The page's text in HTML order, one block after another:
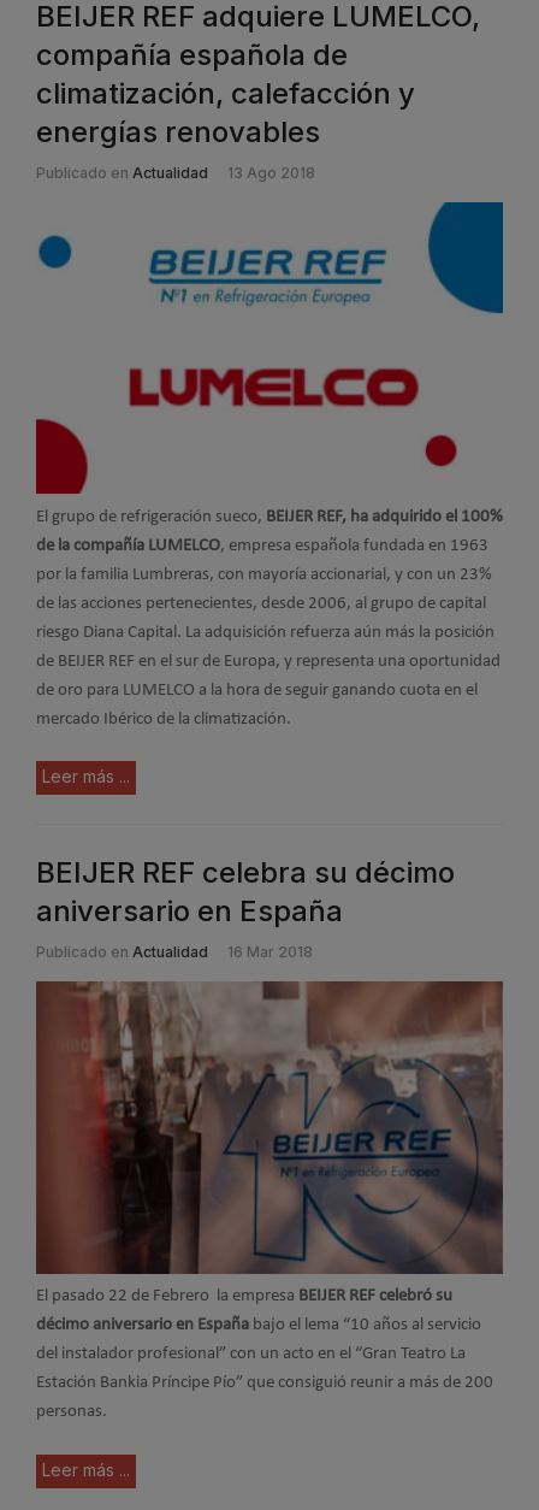
BEIJER REF adquiere LUMELCO,
compañía española de
climatización, calefacción y
energías renovables
Publicado en Actualidad 13 Ago 2018
El grupo de refrigeración sueco, BEIJER REF, ha adquirido el 100%
de la compañía LUMELCO, empresa española fundada en 1963
por la familia Lumbreras, con mayoría accionarial, y con un 23%
de las acciones pertenecientes, desde 2006, al grupo de capital
riesgo Diana Capital. La adquisición refuerza aún más la posición
de BEIJER REF en el sur de Europa, y representa una oportunidad
de oro para LUMELCO a la hora de seguir ganando cuota en el
mercado Ibérico de la climatización.
Leer más ...
BEIJER REF celebra su décimo
aniversario en España
Publicado en Actualidad 16 Mar 2018
El pasado 22 de Febrero la empresa BEIJER REF celebró su
décimo aniversario en España bajo el lema “10 años al servicio
del instalador profesional” con un acto en el “Gran Teatro La
Estación Bankia Príncipe Pío” que consiguió reunir a más de 200
personas.
Leer más ...